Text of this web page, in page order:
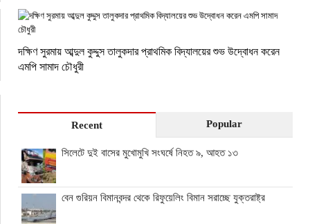
দক্ষিণ সুরমায় আব্দুল কুদ্দুস তালুকদার প্রাথমিক বিদ্যালয়ের শুভ উদ্বোধন করেন
এমপি সামাদ চৌধুরী
Recent Popular
সিলেটে দুই বাসের মুখোমুখি সংঘর্ষে নিহত ৯, আহত ১৩
বেন গুরিয়ন বিমানবন্দর থেকে রিফুয়েলিং বিমান সরাচ্ছে যুক্তরাষ্ট্র